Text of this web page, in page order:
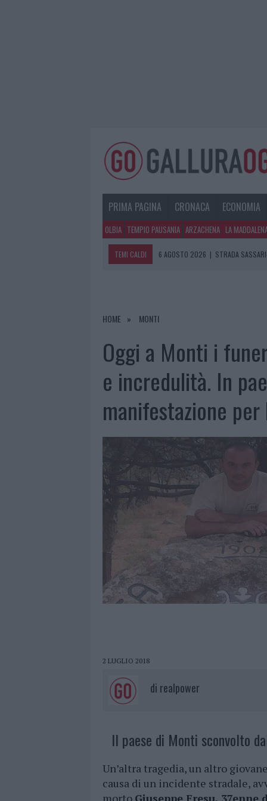
PRIMA PAGINA CRONACA ECONOMIA
OLBIA TEMPIO PAUSANIA ARZACHENA LA
TEMI CALDI 6 AGOSTO 2026 | STRADA
6 AGOSTO 2026
HOME MONTI
Oggi a Monti i
e incredulità. In
manifestazione
2 LUGLIO 2018
di realpower
Il paese di Monti sconvolto
Un’altra tragedia, un altro
causa di un incidente stradale,